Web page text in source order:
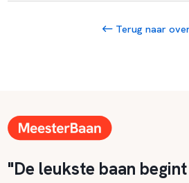
Terug naar
"De leukste baan